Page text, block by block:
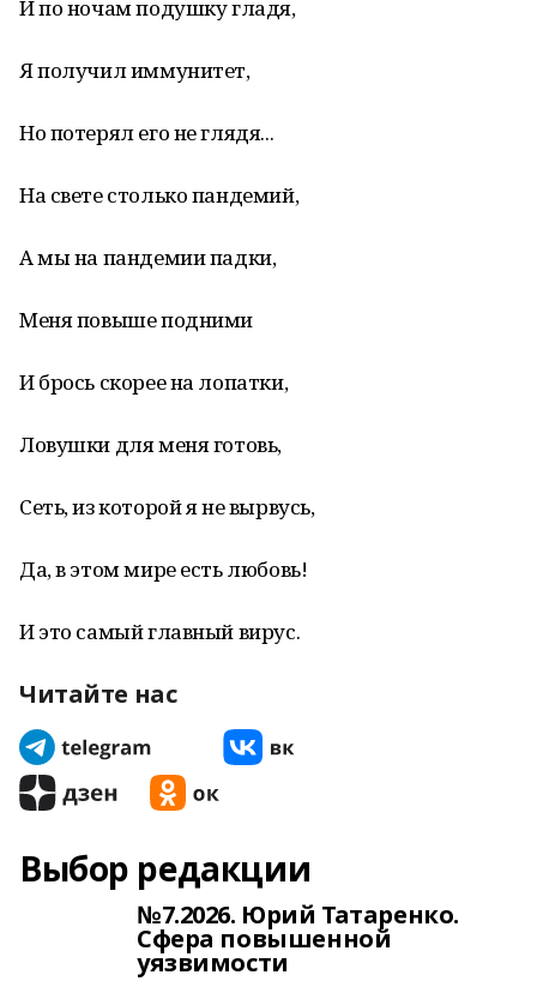
И по ночам подушку гладя,
Я получил иммунитет,
Но потерял его не глядя...
На свете столько пандемий,
А мы на пандемии падки,
Меня повыше подними
И брось скорее на лопатки,
Ловушки для меня готовь,
Сеть, из которой я не вырвусь,
Да, в этом мире есть любовь!
И это самый главный вирус.
Читайте нас
Выбор редакции
№7.2026. Юрий Татаренко.
Сфера повышенной
уязвимости